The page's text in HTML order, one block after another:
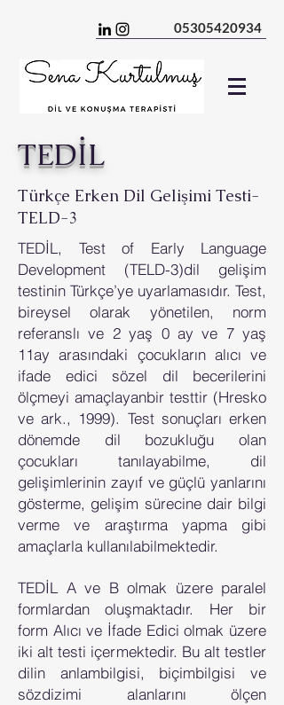
05305420934
TEDİL
Türkçe Erken Dil Gelişimi Testi-
TELD-3
TEDİL, Test of Early Language
Development (TELD-3)dil gelişim
testinin Türkçe’ye uyarlamasıdır. Test,
bireysel olarak yönetilen, norm
referanslı ve 2 yaş 0 ay ve 7 yaş
11ay arasındaki çocukların alıcı ve
ifade edici sözel dil becerilerini
ölçmeyi amaçlayanbir testtir (Hresko
ve ark., 1999). Test sonuçları erken
dönemde dil bozukluğu olan
çocukları tanılayabilme, dil
gelişimlerinin zayıf ve güçlü yanlarını
gösterme, gelişim sürecine dair bilgi
verme ve araştırma yapma gibi
amaçlarla kullanılabilmektedir.
TEDİL A ve B olmak üzere paralel
formlardan oluşmaktadır. Her bir
form Alıcı ve İfade Edici olmak üzere
iki alt testi içermektedir. Bu alt testler
dilin anlambilgisi, biçimbilgisi ve
sözdizimi alanlarını ölçen